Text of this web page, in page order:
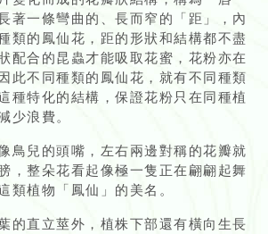
著一條彎曲的、長而窄的「距」，內
類的鳳仙花，距的形狀和結構都不盡
配合的昆蟲才能吸取花蜜，花粉亦在
此不同種類的鳳仙花，就有不同種類
種特化的結構，保證花粉只在同種植
少浪費。
鳥兒的頭嘴，左右兩邊對稱的花瓣就
，整朵花看起像極一隻正在翩翩起舞
類植物「鳳仙」的美名。
的直立莖外，植株下部還有橫向生長